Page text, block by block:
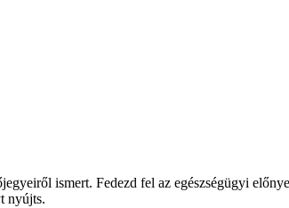
ismert. Fedezd fel az egészségügyi
nyújts.